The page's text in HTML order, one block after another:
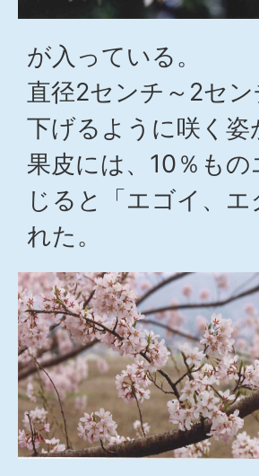
が入っている。
直径2センチ～2セ
下げるように咲く姿
果皮には、10％も
じると「エゴイ、
れた。